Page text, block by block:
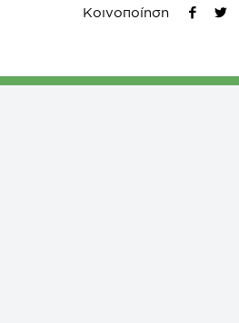
Κοινοποίηση